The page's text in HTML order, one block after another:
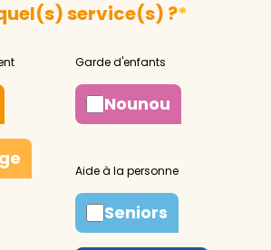
service(s) ?*
Nounou
Seniors